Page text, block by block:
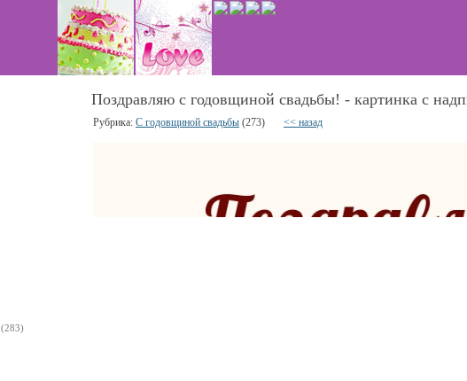
(283)
Поздравляю с годовщиной свадьбы! - картинка с
Рубрика: C годовщиной свадьбы (273) << назад